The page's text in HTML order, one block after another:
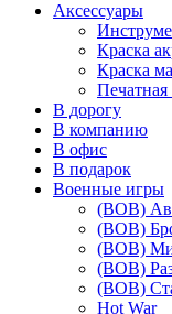
Аксессуары
Краска
Краска
В дорогу
В компанию
В офис
В подарок
Военные игры
(ВОВ)
(ВОВ)
(ВОВ)
(ВОВ)
(ВОВ)
Hot War